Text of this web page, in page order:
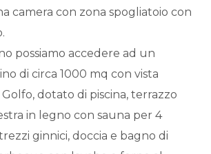
camera con zona spogliatoio con
possiamo accedere ad un
di circa 1000 mq con vista
dotato di piscina, terrazzo
in legno con sauna per 4
ginnici, doccia e bagno di